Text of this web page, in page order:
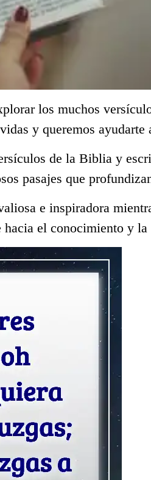
los muchos
y queremos
de la Biblia y
pasajes que
e inspiradora
el conocimiento y